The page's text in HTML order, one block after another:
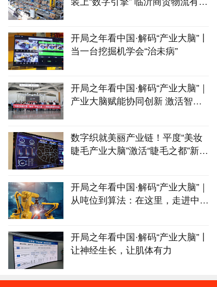
开局之年看中国·解码“产业大脑”丨
当一台挖掘机学会“治未病”
开局之年看中国·解码“产业大脑”｜
产业大脑赋能协同创新 激活智能
数字织就美丽产业链！平度“美妆
睫毛产业大脑”激活“睫毛之都”新动
开局之年看中国·解码“产业大脑”｜
从吨位到算法：在这里，走进中国
开局之年看中国·解码“产业大脑”丨
让神经生长，让肌体有力